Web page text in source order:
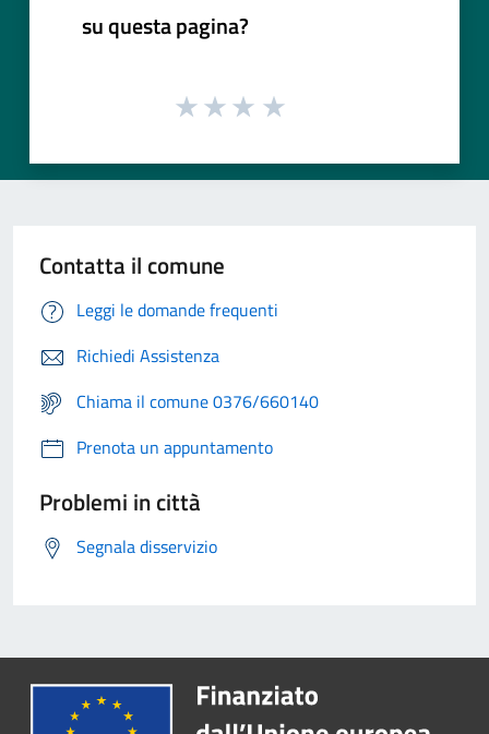
su questa pagina?
Contatta il comune
Leggi le domande frequenti
Richiedi Assistenza
Chiama il comune 0376/660140
Prenota un appuntamento
Problemi in città
Segnala disservizio